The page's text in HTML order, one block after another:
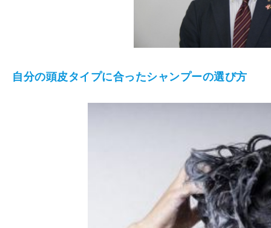
自分の頭皮タイプに合ったシャンプーの選び方